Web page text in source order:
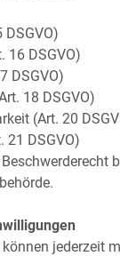
16 DSGVO)
DSGVO)
18 DSGVO)
(Art. 20
21 DSGVO)
jederzeit